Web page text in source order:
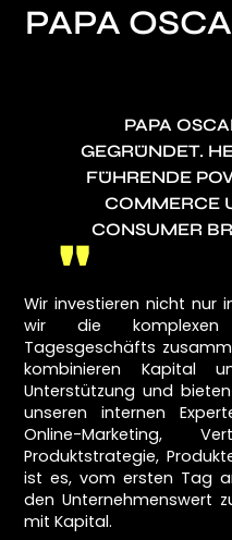
PAPA
PAPA
GEGRÜNDET.
FÜHRENDE
COMMERCE
CONSUMER
"
Wir investieren nicht nur
wir die komplexen
Tagesgeschäfts
kombinieren Kapital
Unterstützung und
unseren internen
Online-Marketing,
Produktstrategie,
ist es, vom ersten Tag
den Unternehmenswert
mit Kapital.